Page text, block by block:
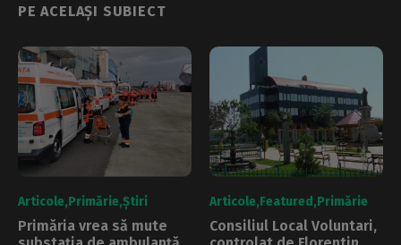
PE ACELAȘI SUBIECT
Articole Primărie Știri
Primăria vrea să mute
Articole Featured Primărie
Consiliul Local Voluntari,